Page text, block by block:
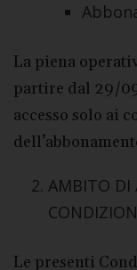
La piena
partire dal 29/
accesso solo ai
AMBITO DI
Le presenti